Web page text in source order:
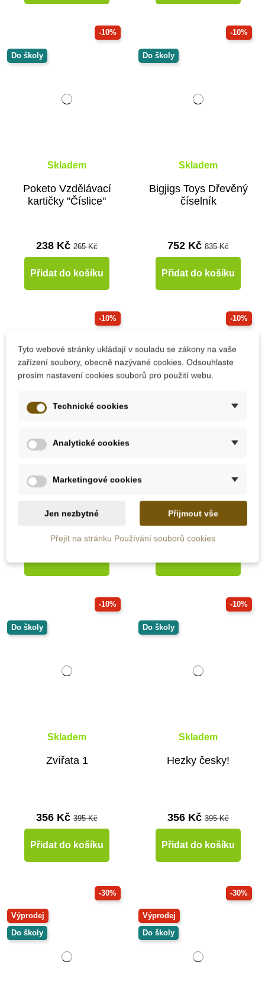
-10%
Do školy
Skladem
Poketo Vzdělávací
kartičky "Číslice"
238 Kč 265 Kč
Přidat do košíku
-10%
Do školy
Skladem
Bigjigs Toys Dřevěný
číselník
752 Kč 835 Kč
Přidat do košíku
-10%
Do školy
Skladem
PlanToys Braillova
čísla 1-10
-10%
356 Kč
-10%
Do školy
Skladem
Zvířata 1
356 Kč 395 Kč
Přidat do košíku
-10%
Do školy
Skladem
Hezky česky!
356 Kč 395 Kč
Přidat do košíku
-30%
Výprodej
Do školy
-30%
Výprodej
Do školy
Tyto webové stránky ukládají v souladu se zákony na vaše
zařízení soubory, obecně nazývané cookies. Odsouhlaste
prosím nastavení cookies souborů pro použití webu.
Technické cookies
Analytické cookies
Marketingové cookies
Jen nezbytné Přijmout vše
Přejít na stránku Používání souborů cookies